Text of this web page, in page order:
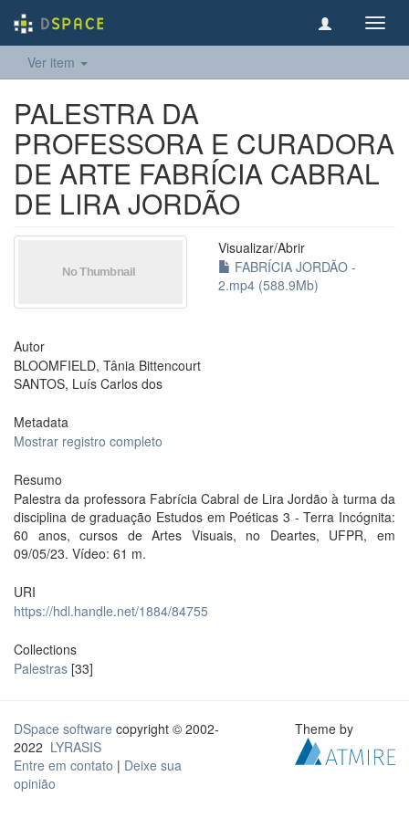
Ver item
PALESTRA DA
PROFESSORA E CURADORA
DE ARTE FABRÍCIA CABRAL
DE LIRA JORDÃO
Visualizar/Abrir
FABRÍCIA JORDÃO -
2.mp4 (588.9Mb)
Autor
BLOOMFIELD, Tânia Bittencourt
SANTOS, Luís Carlos dos
Metadata
Mostrar registro completo
Resumo
Palestra da professora Fabrícia Cabral de Lira Jordão à turma da
disciplina de graduação Estudos em Poéticas 3 - Terra Incógnita:
60 anos, cursos de Artes Visuais, no Deartes, UFPR, em
09/05/23. Vídeo: 61 m.
URI
https://hdl.handle.net/1884/84755
Collections
Palestras [33]
DSpace software copyright © 2002-
2022 LYRASIS
Entre em contato | Deixe sua
opinião
Theme by